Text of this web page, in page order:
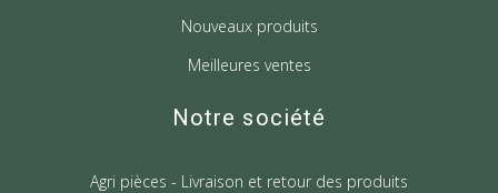
Nouveaux produits
Meilleures ventes
Notre société
Agri pièces - Livraison et retour des produits